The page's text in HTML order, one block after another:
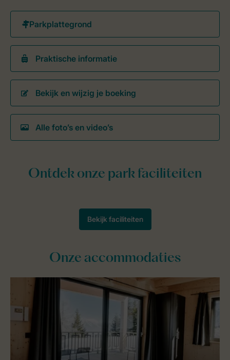
Praktische informatie
Bekijk en wijzig je boeking
Alle foto’s en video’s
Onze accommodaties